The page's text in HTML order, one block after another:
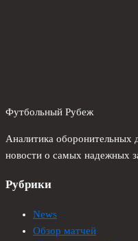
Футбольный Рубеж
Аналитика оборонительных
новости о самых надежных
Рубрики
News
Обзор матчей